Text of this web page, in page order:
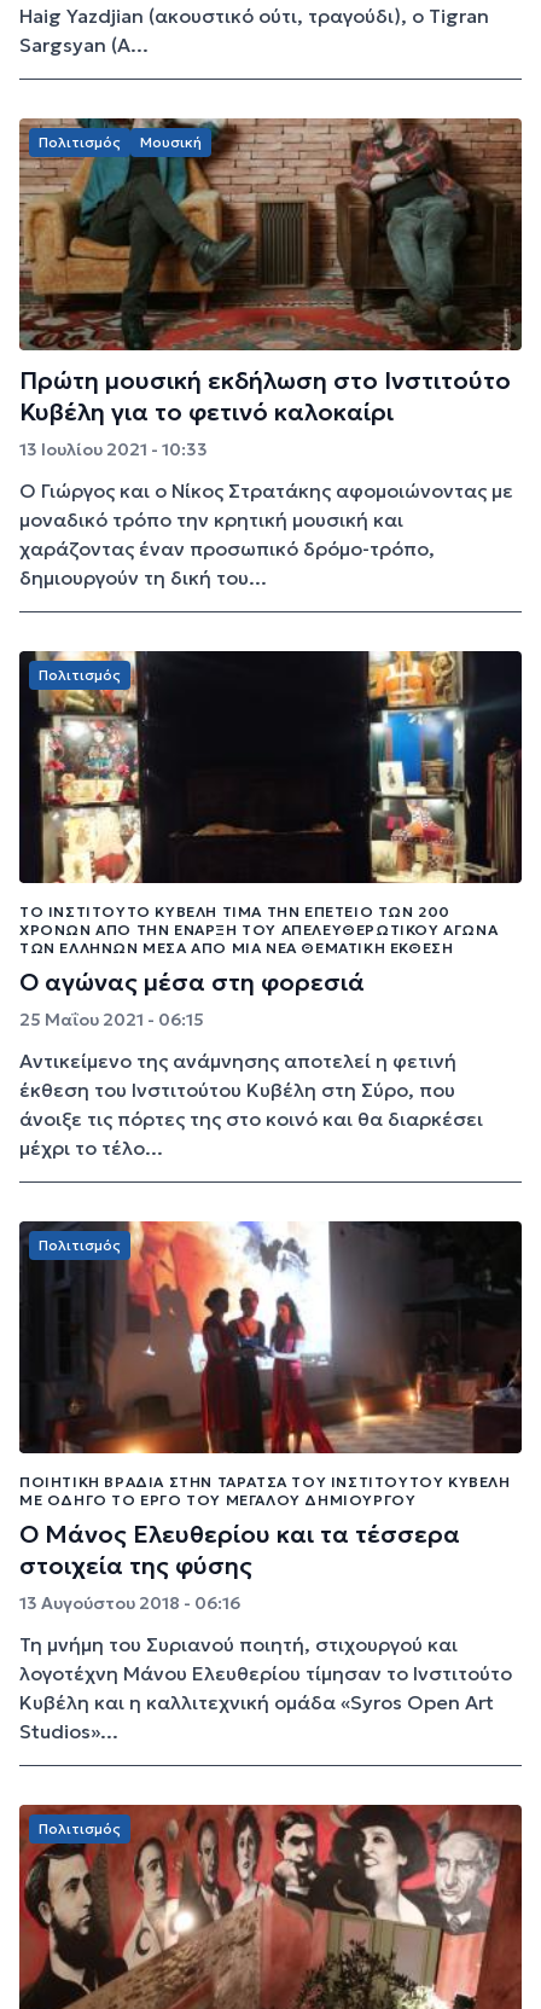
Haig Yazdjian (ακουστικό ούτι, τραγούδι), ο Tigran
Sargsyan (Α...
Πολιτισμός Μουσική
Πρώτη μουσική εκδήλωση στο Ινστιτούτο
Κυβέλη για το φετινό καλοκαίρι
13 Ιουλίου 2021 - 10:33
Ο Γιώργος και ο Νίκος Στρατάκης αφομοιώνοντας με
μοναδικό τρόπο την κρητική μουσική και
χαράζοντας έναν προσωπικό δρόμο-τρόπο,
δημιουργούν τη δική του...
Πολιτισμός
ΤΟ ΙΝΣΤΙΤΟΎΤΟ ΚΥΒΈΛΗ ΤΙΜΆ ΤΗΝ ΕΠΈΤΕΙΟ ΤΩΝ 200
ΧΡΌΝΩΝ ΑΠΌ ΤΗΝ ΈΝΑΡΞΗ ΤΟΥ ΑΠΕΛΕΥΘΕΡΩΤΙΚΟΎ ΑΓΏΝΑ
ΤΩΝ ΕΛΛΉΝΩΝ ΜΈΣΑ ΑΠΌ ΜΊΑ ΝΈΑ ΘΕΜΑΤΙΚΉ ΈΚΘΕΣΗ
Ο αγώνας μέσα στη φορεσιά
25 Μαΐου 2021 - 06:15
Αντικείμενο της ανάμνησης αποτελεί η φετινή
έκθεση του Ινστιτούτου Κυβέλη στη Σύρο, που
άνοιξε τις πόρτες της στο κοινό και θα διαρκέσει
μέχρι το τέλο...
Πολιτισμός
ΠΟΙΗΤΙΚΉ ΒΡΑΔΙΆ ΣΤΗΝ ΤΑΡΆΤΣΑ ΤΟΥ ΙΝΣΤΙΤΟΎΤΟΥ ΚΥΒΈΛΗ
ΜΕ ΟΔΗΓΌ ΤΟ ΈΡΓΟ ΤΟΥ ΜΕΓΆΛΟΥ ΔΗΜΙΟΥΡΓΟΎ
Ο Μάνος Ελευθερίου και τα τέσσερα
στοιχεία της φύσης
13 Αυγούστου 2018 - 06:16
Τη μνήμη του Συριανού ποιητή, στιχουργού και
λογοτέχνη Μάνου Ελευθερίου τίμησαν το Ινστιτούτο
Κυβέλη και η καλλιτεχνική ομάδα «Syros Open Art
Studios»...
Πολιτισμός